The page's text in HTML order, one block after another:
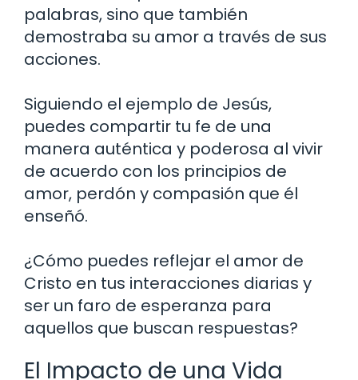
palabras, sino que también
demostraba su amor a través de sus
acciones.
Siguiendo el ejemplo de Jesús,
puedes compartir tu fe de una
manera auténtica y poderosa al vivir
de acuerdo con los principios de
amor, perdón y compasión que él
enseñó.
¿Cómo puedes reflejar el amor de
Cristo en tus interacciones diarias y
ser un faro de esperanza para
aquellos que buscan respuestas?
El Impacto de una Vida